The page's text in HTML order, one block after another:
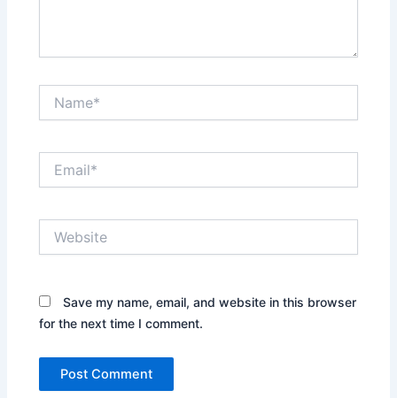
Save my name, email, and website in this browser
for the next time I comment.